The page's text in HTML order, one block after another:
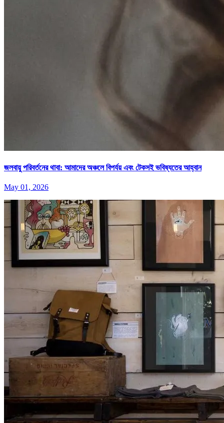
জলবায়ু পরিবর্তনের থাবা: আমাদের অঞ্চলে বিপর্যয় এবং টেকসই ভবিষ্যতের আহ্বান
May 01, 2026